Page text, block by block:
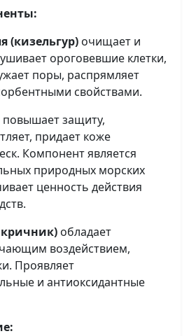
(кизельгур) очищает и
ороговевшие клетки,
поры, распрямляет
свойствами.
повышает защиту,
придает коже
Компонент является
природных морских
ценность действия
обладает
воздействием,
Проявляет
и антиоксидантные